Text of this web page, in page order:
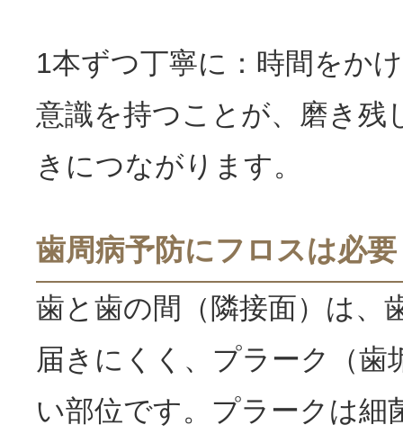
1本ずつ丁寧に：時間をか
意識を持つことが、磨き残
きにつながります。
歯周病予防にフロスは必要
歯と歯の間（隣接面）は、
届きにくく、プラーク（歯
い部位です。プラークは細